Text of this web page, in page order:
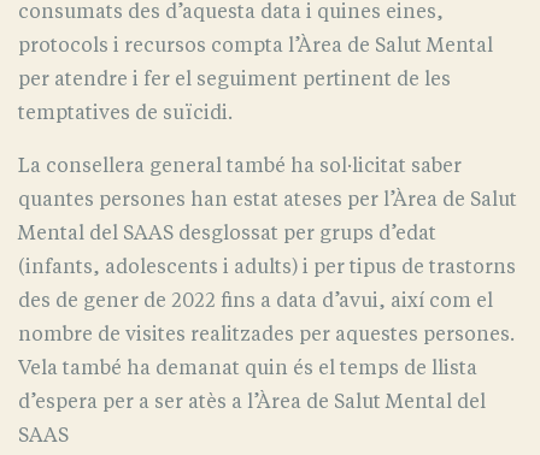
consumats des d’aquesta data i quines eines,
protocols i recursos compta l’Àrea de Salut Mental
per atendre i fer el seguiment pertinent de les
temptatives de suïcidi.
La consellera general també ha sol·licitat saber
quantes persones han estat ateses per l’Àrea de Salut
Mental del SAAS desglossat per grups d’edat
(infants, adolescents i adults) i per tipus de trastorns
des de gener de 2022 fins a data d’avui, així com el
nombre de visites realitzades per aquestes persones.
Vela també ha demanat quin és el temps de llista
d’espera per a ser atès a l’Àrea de Salut Mental del
SAAS